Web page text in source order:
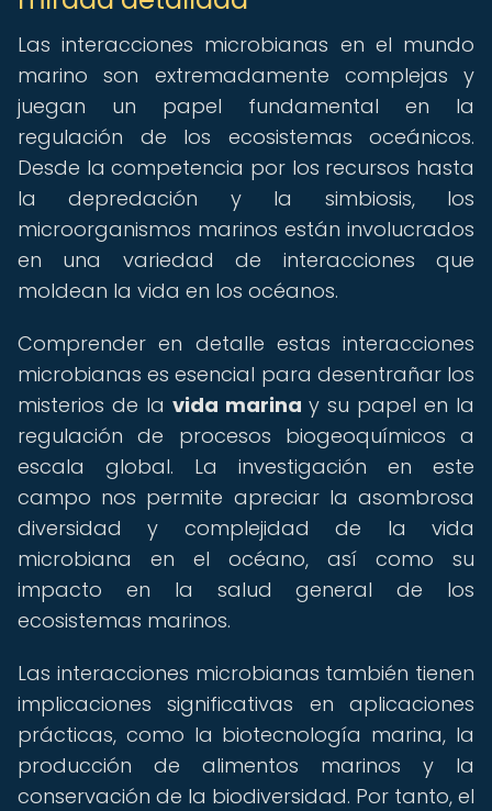
Las interacciones microbianas en el mundo
marino son extremadamente complejas y
juegan un papel fundamental en la
regulación de los ecosistemas oceánicos.
Desde la competencia por los recursos hasta
la depredación y la simbiosis, los
microorganismos marinos están involucrados
en una variedad de interacciones que
moldean la vida en los océanos.
Comprender en detalle estas interacciones
microbianas es esencial para desentrañar los
misterios de la vida marina y su papel en la
regulación de procesos biogeoquímicos a
escala global. La investigación en este
campo nos permite apreciar la asombrosa
diversidad y complejidad de la vida
microbiana en el océano, así como su
impacto en la salud general de los
ecosistemas marinos.
Las interacciones microbianas también tienen
implicaciones significativas en aplicaciones
prácticas, como la biotecnología marina, la
producción de alimentos marinos y la
conservación de la biodiversidad. Por tanto, el